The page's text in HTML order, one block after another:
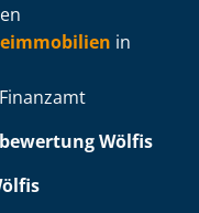
in
Wölfis